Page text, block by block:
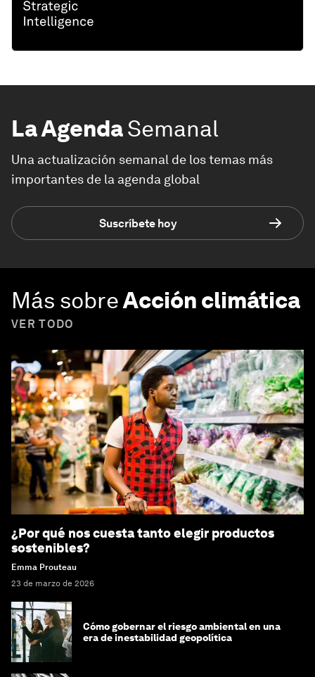
La AgendaSemanal
Una actualización semanal de los temas más
importantes de la agenda global
Suscríbete hoy
Más sobreAcción climática
VER TODO
¿Por qué nos cuesta tanto elegir productos
sostenibles?
Emma Prouteau
23 de marzo de 2026
Cómo gobernar el riesgo ambiental en una
era de inestabilidad geopolítica